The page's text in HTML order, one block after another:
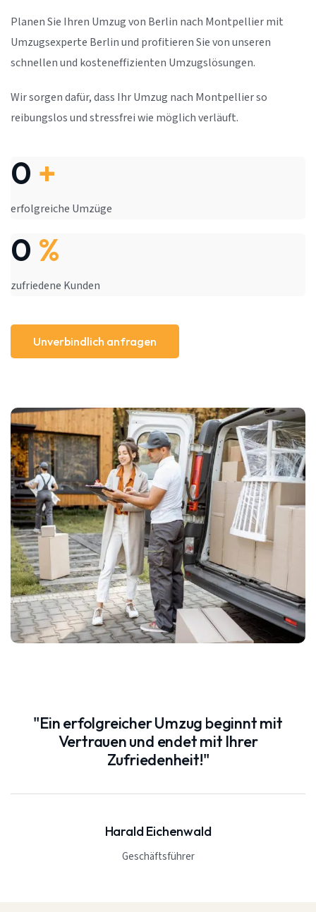
"Ein erfolgreicher Umzug beginnt mit
Vertrauen und endet mit Ihrer
Zufriedenheit!"
Harald Eichenwald
Geschäftsführer
Planen Sie Ihren Umzug von Berlin nach Montpellier mit
Umzugsexperte Berlin und profitieren Sie von unseren
schnellen und kosteneffizienten Umzugslösungen.
Wir sorgen dafür, dass Ihr Umzug nach Montpellier so
reibungslos und stressfrei wie möglich verläuft.
0 +
erfolgreiche Umzüge
0 %
zufriedene Kunden
Unverbindlich anfragen